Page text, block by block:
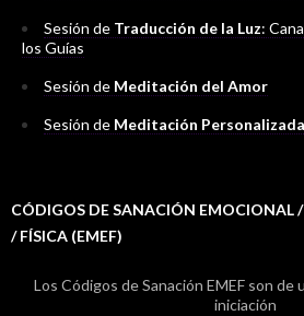
Sesión de Traducción de la Luz:
los Guías
Sesión de Meditación del Amor
Sesión de Meditación
CÓDIGOS DE SANACIÓN EMOCIONAL
/ FÍSICA (EMEF)
Los Códigos de Sanación EMEF son de
iniciación